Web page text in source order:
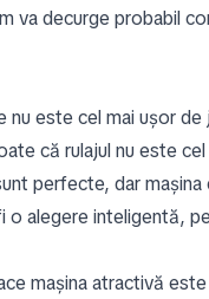
va decurge probabil
este cel mai ușor
că rulajul nu este
perfecte, dar
alegere inteligentă,
mașina atractivă